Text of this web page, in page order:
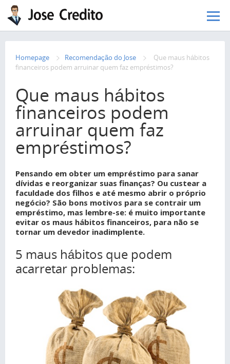
Pular para o conteúdo principal
Homepage Recomendação do Jose
Que maus hábitos
financeiros podem arruinar quem faz empréstimos?
Que maus hábitos
financeiros podem
arruinar quem faz
empréstimos?
Pensando em obter um empréstimo para sanar
dívidas e reorganizar suas finanças? Ou custear a
faculdade dos filhos e até mesmo abrir o próprio
negócio? São bons motivos para se contrair um
empréstimo, mas lembre-se: é muito importante
evitar os maus hábitos financeiros, para não se
tornar um devedor inadimplente.
5 maus hábitos que podem
acarretar problemas: